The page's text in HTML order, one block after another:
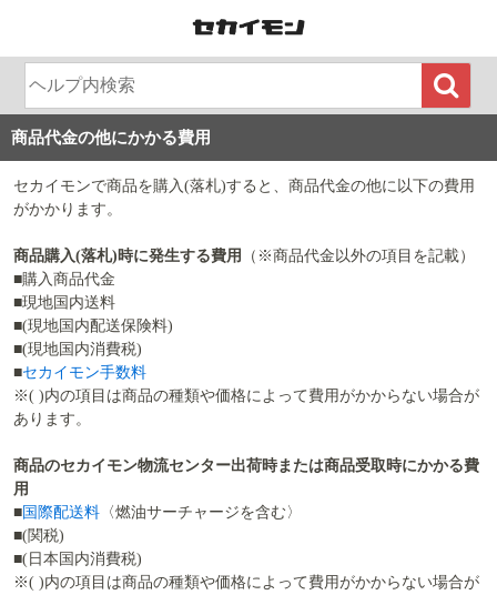
商品代金の他にかかる費用
セカイモンで商品を購入(落札)すると、商品代金の他に以下の費用
がかかります。
商品購入(落札)時に発生する費用
（※商品代金以外の項目を記載）
■購入商品代金
■現地国内送料
■(現地国内配送保険料)
■(現地国内消費税)
■セカイモン手数料
※( )内の項目は商品の種類や価格によって費用がかからない場合が
あります。
商品のセカイモン物流センター出荷時または商品受取時にかかる費
用
■国際配送料 〈燃油サーチャージを含む〉
■(関税)
■(日本国内消費税)
※( )内の項目は商品の種類や価格によって費用がかからない場合が